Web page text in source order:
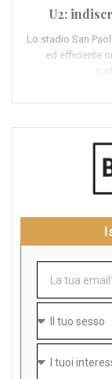
U2:
Lo stadio San
ed efficiente